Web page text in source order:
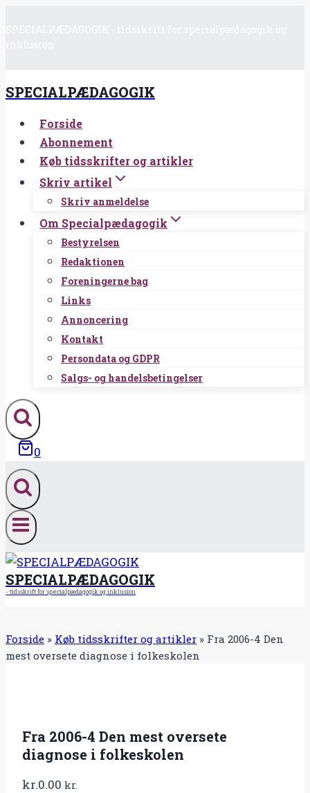
SPECIALPÆDAGOGIK
Forside
Abonnement
Køb tidsskrifter og artikler
Skriv artikel
Skriv anmeldelse
Om Specialpædagogik
Bestyrelsen
Redaktionen
Foreningerne bag
Links
Annoncering
Kontakt
Persondata og GDPR
Salgs- og handelsbetingelser
0
SPECIALPÆDAGOGIK
- tidsskrift for specialpædagogik og inklusion
Forside » Køb tidsskrifter og artikler » Fra 2006-4 Den
mest oversete diagnose i folkeskolen
Fra 2006-4 Den mest oversete
diagnose i folkeskolen
kr.0.00 kr.